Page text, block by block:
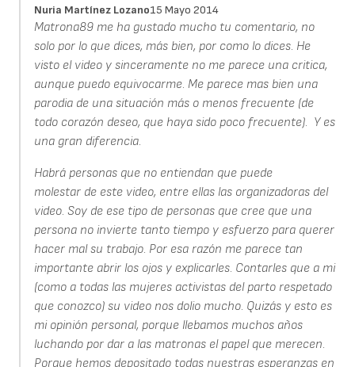
Nuria Martínez Lozano15 Mayo 2014
Matrona89 me ha gustado mucho tu comentario, no
solo por lo que dices, más bien, por como lo dices. He
visto el video y sinceramente no me parece una critica,
aunque puedo equivocarme. Me parece mas bien una
parodia de una situación más o menos frecuente (de
todo corazón deseo, que haya sido poco frecuente). Y es
una gran diferencia.
Habrá personas que no entiendan que puede
molestar de este video, entre ellas las organizadoras del
video. Soy de ese tipo de personas que cree que una
persona no invierte tanto tiempo y esfuerzo para querer
hacer mal su trabajo. Por esa razón me parece tan
importante abrir los ojos y explicarles. Contarles que a mi
(como a todas las mujeres activistas del parto respetado
que conozco) su video nos dolio mucho. Quizás y esto es
mi opinión personal, porque llebamos muchos años
luchando por dar a las matronas el papel que merecen.
Porque hemos depositado todas nuestras esperanzas en